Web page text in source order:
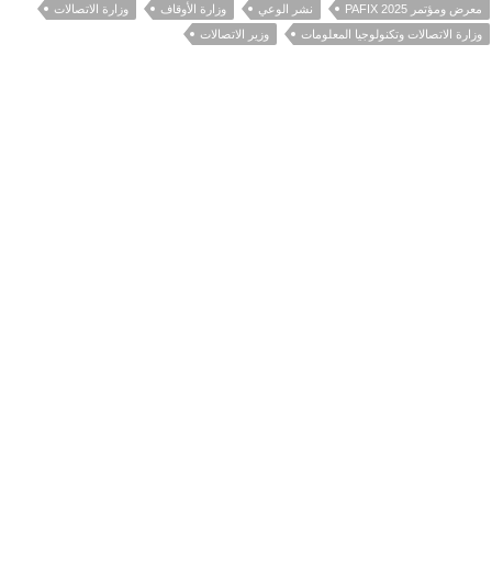
معرض ومؤتمر PAFIX 2025
نشر الوعي وزارة الأوقاف
وزارة الاتصالات
وزارة الاتصالات وتكنولوجيا المعلومات
وزير الاتصالات